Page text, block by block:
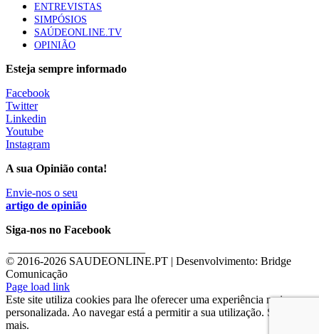
ENTREVISTAS
SIMPÓSIOS
SAÚDEONLINE.TV
OPINIÃO
Esteja sempre informado
Facebook
Twitter
Linkedin
Youtube
Instagram
A sua Opinião conta!
Envie-nos o seu
artigo de opinião
Siga-nos no Facebook
© 2016-2026 SAUDEONLINE.PT | Desenvolvimento: Bridge
Comunicação
Page load link
Este site utiliza cookies para lhe oferecer uma experiência mais
personalizada. Ao navegar está a permitir a sua utilização. Saber
mais.